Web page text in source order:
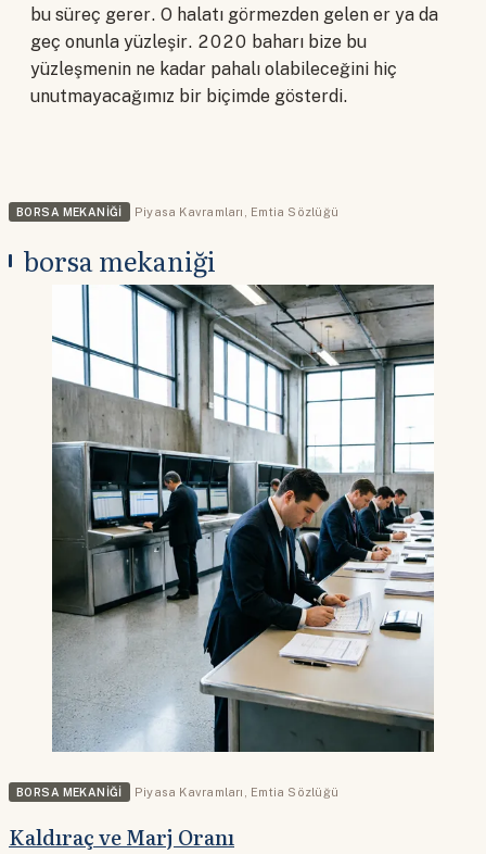
bu süreç gerer. O halatı görmezden gelen er ya da
geç onunla yüzleşir. 2020 baharı bize bu
yüzleşmenin ne kadar pahalı olabileceğini hiç
unutmayacağımız bir biçimde gösterdi.
BORSA MEKANIĞI Piyasa Kavramları , Emtia Sözlüğü
borsa mekaniği
BORSA MEKANIĞI Piyasa Kavramları , Emtia Sözlüğü
Kaldıraç ve Marj Oranı